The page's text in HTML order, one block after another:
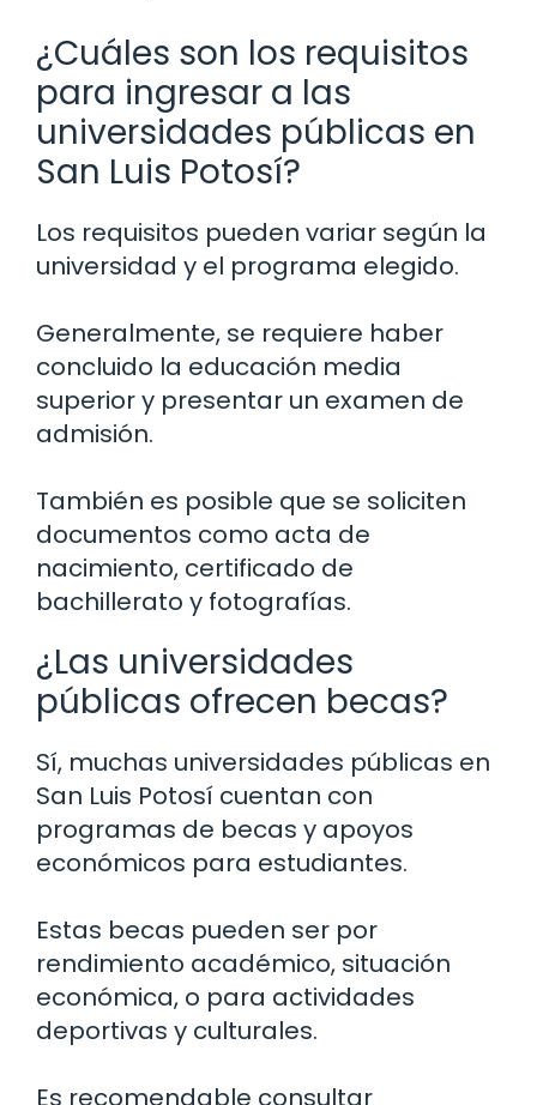
¿Cuáles son los requisitos
para ingresar a las
universidades públicas en
San Luis Potosí?
Los requisitos pueden variar según la
universidad y el programa elegido.
Generalmente, se requiere haber
concluido la educación media
superior y presentar un examen de
admisión.
También es posible que se soliciten
documentos como acta de
nacimiento, certificado de
bachillerato y fotografías.
¿Las universidades
públicas ofrecen becas?
Sí, muchas universidades públicas en
San Luis Potosí cuentan con
programas de becas y apoyos
económicos para estudiantes.
Estas becas pueden ser por
rendimiento académico, situación
económica, o para actividades
deportivas y culturales.
Es recomendable consultar